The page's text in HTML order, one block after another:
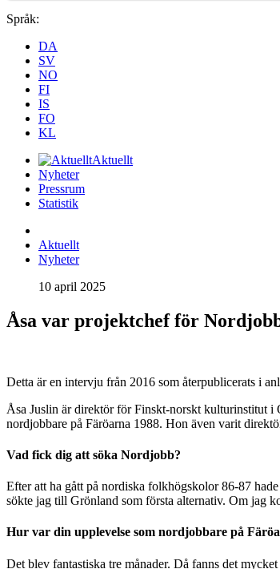
Språk:
DA
SV
NO
FI
IS
FO
KL
Aktuellt
Nyheter
Pressrum
Statistik
Aktuellt
Nyheter
10 april 2025
Åsa var projektchef för
Detta är en intervju från 2016 som återpublicerats i
Åsa Juslin är direktör för Finskt-norskt kulturinstitut
nordjobbare på Färöarna 1988. Hon även varit
Vad fick dig att söka Nordjobb?
Efter att ha gått på nordiska folkhögskolor 86-87
sökte jag till Grönland som första alternativ. Om jag
Hur var din upplevelse som nordjobbare på
Det blev fantastiska tre månader. Då fanns det